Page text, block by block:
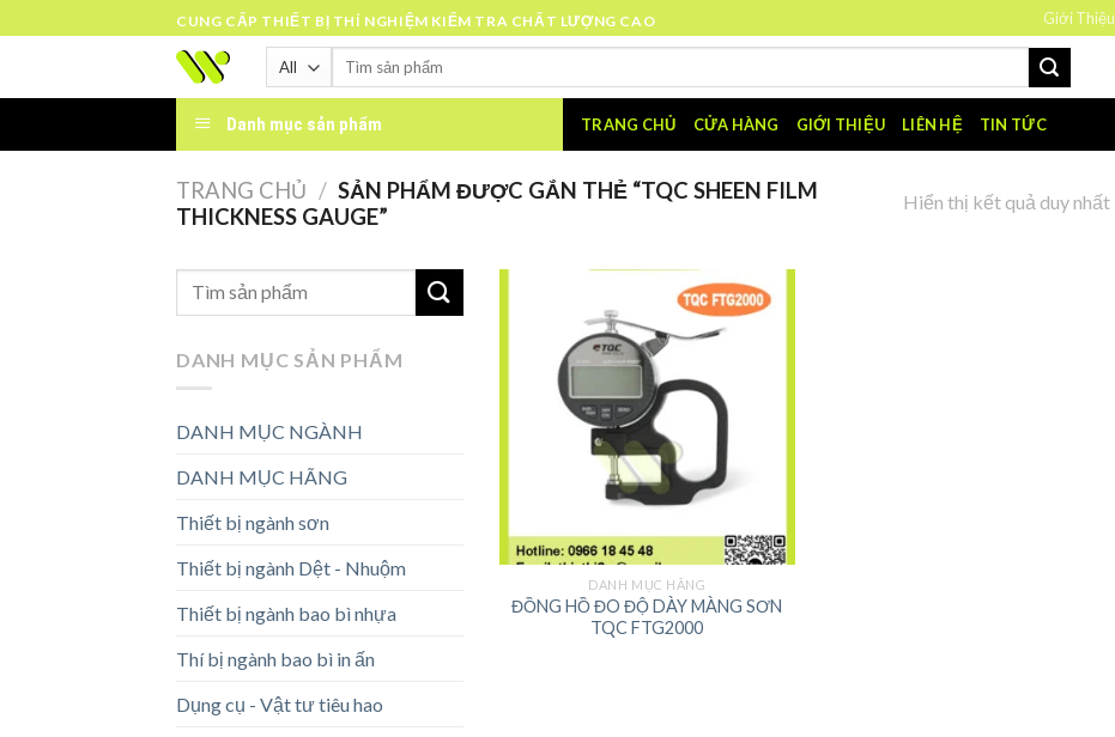
to
CUNG CẤP THIẾT BỊ THÍ NGHIỆM KIỂM TRA CHẤT LƯỢNG CAO Giới Thiệu
Tìm
Danh mục sản phẩm TRANG CHỦ CỬA HÀNG GIỚI THIỆU LIÊN HỆ TIN TỨC
TRANG CHỦ / SẢN PHẨM ĐƯỢC GẮN THẺ “TQC SHEEN FILM
THICKNESS GAUGE”
Hiển thị kết quả duy nhất
DANH MỤC SẢN PHẨM
DANH MỤC NGÀNH
DANH MỤC HÃNG
Thiết bị ngành sơn
Thiết bị ngành Dệt - Nhuộm
Thiết bị ngành bao bì nhựa
Thí bị ngành bao bì in ấn
Dụng cụ - Vật tư tiêu hao
DANH MỤC HÃNG
ĐỒNG HỒ ĐO ĐỘ DÀY MÀNG SƠN
TQC FTG2000